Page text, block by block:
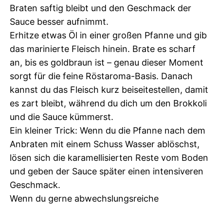
Braten saftig bleibt und den Geschmack der
Sauce besser aufnimmt.
Erhitze etwas Öl in einer großen Pfanne und gib
das marinierte Fleisch hinein. Brate es scharf
an, bis es goldbraun ist – genau dieser Moment
sorgt für die feine Röstaroma-Basis. Danach
kannst du das Fleisch kurz beiseitestellen, damit
es zart bleibt, während du dich um den Brokkoli
und die Sauce kümmerst.
Ein kleiner Trick: Wenn du die Pfanne nach dem
Anbraten mit einem Schuss Wasser ablöschst,
lösen sich die karamellisierten Reste vom Boden
und geben der Sauce später einen intensiveren
Geschmack.
Wenn du gerne abwechslungsreiche